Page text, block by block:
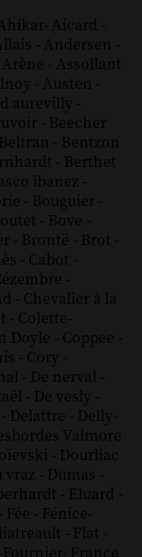
- Aicard -
- Andersen -
Arène - Assollant
- Austen -
aurevilly -
- Beecher
Beltran - Bentzon
- Berthet
ibanez -
- Bouguier -
- Bove -
- Brontë - Brot -
- Cabot -
-
- Chevalier à la
- Colette-
Doyle - Coppee -
- Cory -
- De nerval -
- De vesly -
- Delattre - Delly-
Valmore
- Dourliac
vraz - Dumas -
- Eluard -
- Fée - Fénice-
- Flat -